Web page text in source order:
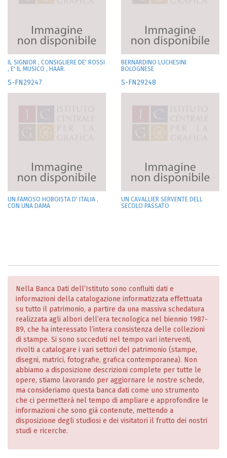
IL SIGNIOR , CONSIGLIERE DE' ROSSI
, E' IL MUSICO , HAAR.
BERNARDINO LUCHESINI
BOLOGNESE
S-FN29247
UN FAMOSO HOBOISTA D' ITALIA ,
CON UNA DAMA
S-FN29248
UN CAVALLIER SERVENTE DELL
SECOLO PASSATO
Nella Banca Dati dell’Istituto sono confluiti dati e
informazioni della catalogazione informatizzata effettuata
su tutto il patrimonio, a partire da una massiva schedatura
realizzata agli albori dell’era tecnologica nel biennio 1987-
89, che ha interessato l’intera consistenza delle collezioni
di stampe. Si sono succeduti nel tempo vari interventi,
rivolti a catalogare i vari settori del patrimonio (stampe,
disegni, matrici, fotografie, grafica contemporanea). Non
abbiamo a disposizione descrizioni complete per tutte le
opere, stiamo lavorando per aggiornare le nostre schede,
ma consideriamo questa banca dati come uno strumento
che ci permetterà nel tempo di ampliare e approfondire le
informazioni che sono già contenute, mettendo a
disposizione degli studiosi e dei visitatori il frutto dei nostri
studi e ricerche.